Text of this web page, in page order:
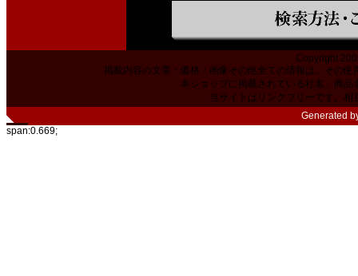
Copyright
掲載内容の文章・価格・画像その他全ての情報は、その
本ショップに掲載されている社名、商
当サイトはリンクフリーです。相
Generated
span:0.669;